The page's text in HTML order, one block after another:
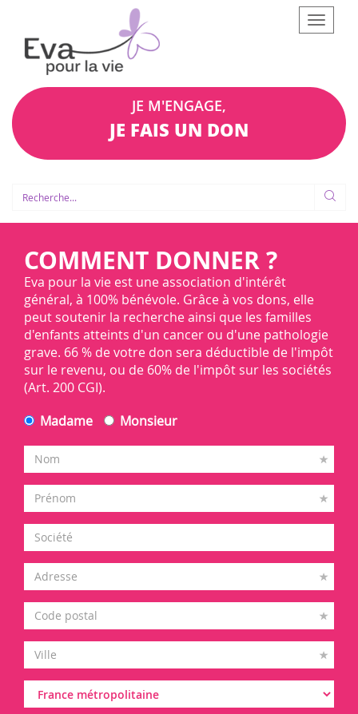
Afficher
le
JE M'ENGAGE,
JE FAIS UN DON
COMMENT DONNER ?
Eva pour la vie est une association d'intérêt
général, à 100% bénévole. Grâce à vos dons, elle
peut soutenir la recherche ainsi que les familles
d'enfants atteints d'un cancer ou d'une pathologie
grave. 66 % de votre don sera déductible de l'impôt
sur le revenu, ou de 60% de l'impôt sur les sociétés
(Art. 200 CGI).
Madame
Monsieur